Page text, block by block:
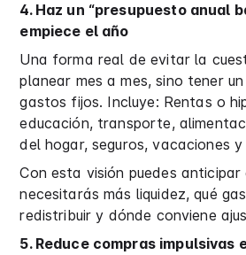
4. Haz un “presupuesto anual
empiece el año
Una forma real de evitar la
planear mes a mes, sino tener
gastos fijos. Incluye: Rentas o
educación, transporte,
del hogar, seguros, vacaciones
Con esta visión puedes anticipar
necesitarás más liquidez, qué
redistribuir y dónde conviene
5. Reduce compras impulsivas